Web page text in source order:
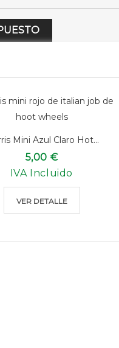
Mini Azul Claro Hot...
5,00 €
IVA Incluido
VER DETALLE